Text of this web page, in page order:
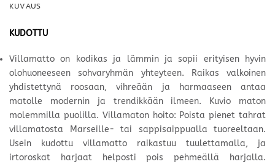
KUVAUS
KUDOTTU
Villamatto on kodikas ja lämmin ja sopii erityisen hyvin
olohuoneeseen sohvaryhmän yhteyteen. Raikas valkoinen
yhdistettynä roosaan, vihreään ja harmaaseen antaa
matolle modernin ja trendikkään ilmeen. Kuvio maton
molemmilla puolilla. Villamaton hoito: Poista pienet tahrat
villamatosta Marseille- tai sappisaippualla tuoreeltaan.
Usein kudottu villamatto raikastuu tuulettamalla, ja
irtoroskat harjaat helposti pois pehmeällä harjalla.